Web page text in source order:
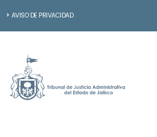
AVISO DE PRIVACIDAD